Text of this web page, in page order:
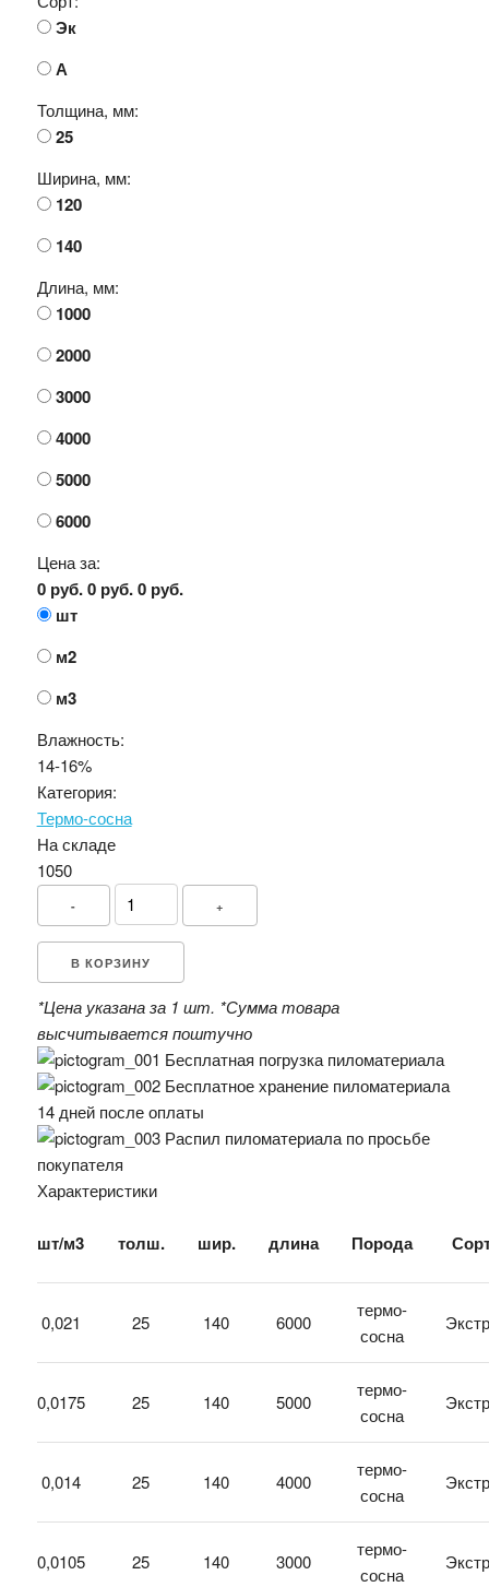
Эк
А
Толщина, мм:
25
Ширина, мм:
120
140
Длина, мм:
1000
2000
3000
4000
5000
6000
Цена за:
0 руб. 0 руб. 0 руб.
шт
м2
м3
Влажность:
14-16%
Категория:
Термо-сосна
На складе
1050
- +
В КОРЗИНУ
*Цена указана за 1 шт. *Сумма товара
высчитывается поштучно
Бесплатная погрузка пиломатериала
Бесплатное хранение пиломатериала
14 дней после оплаты
Распил пиломатериала по просьбе
покупателя
Характеристики
шт/м3 толш. шир. длина Порода
0,021 25 140 6000
термо-
сосна
0,0175 25 140 5000
термо-
сосна
0,014 25 140 4000
термо-
сосна
0,0105 25 140 3000
термо-
сосна